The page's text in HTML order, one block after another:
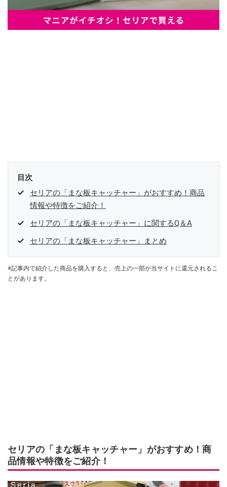
目次
セリアの「まな板キャッチャー」がおすすめ！商品
情報や特徴をご紹介！
セリアの「まな板キャッチャー」に関するQ＆A
セリアの「まな板キャッチャー」まとめ
※記事内で紹介した商品を購入すると、売上の一部が当サイトに還元されるこ
とがあります。
セリアの「まな板キャッチャー」がおすすめ！商
品情報や特徴をご紹介！